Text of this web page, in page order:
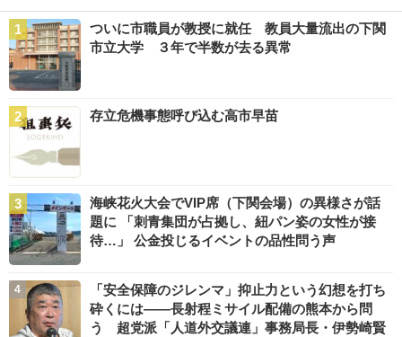
ついに市職員が教授に就任 教員大量流出の下関
市立大学 ３年で半数が去る異常
存立危機事態呼び込む高市早苗
海峡花火大会でVIP席（下関会場）の異様さが話
題に 「刺青集団が占拠し、紐パン姿の女性が接
待…」 公金投じるイベントの品性問う声
「安全保障のジレンマ」抑止力という幻想を打ち
砕くには――長射程ミサイル配備の熊本から問
う 超党派「人道外交議連」事務局長・伊勢崎賢